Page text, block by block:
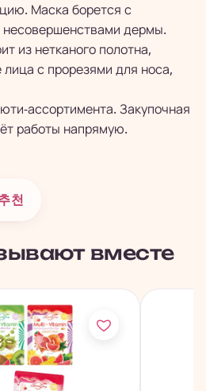
Маска борется с
дермы.
из нетканого полотна,
с прорезями для носа,
ассортимента. Закупочная
работы напрямую.
천
вместе